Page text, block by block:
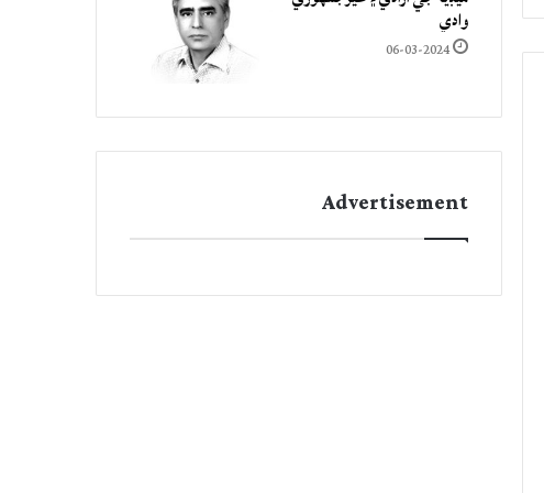
وادي
06-03-2024
Advertisement